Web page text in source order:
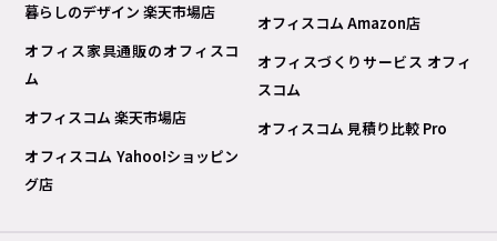
暮らしのデザイン 楽天市場店
オフィス家具通販のオフィスコ
ム
オフィスコム 楽天市場店
オフィスコム Yahoo!ショッピン
グ店
オフィスコム Amazon店
オフィスづくりサービス オフィ
スコム
オフィスコム 見積り比較 Pro